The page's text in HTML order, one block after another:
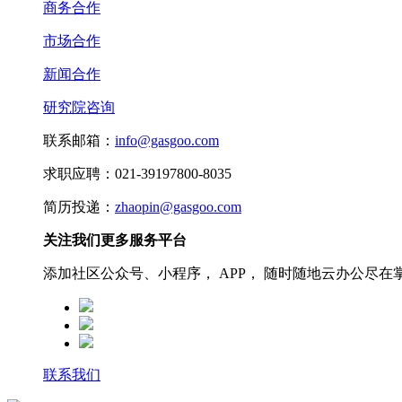
商务合作
市场合作
新闻合作
研究院咨询
联系邮箱： info@gasgoo.com
求职应聘：021-39197800-8035
简历投递： zhaopin@gasgoo.com
关注我们更多服务平台
添加社区公众号、小程序， APP， 随时随地云办公尽在
联系我们